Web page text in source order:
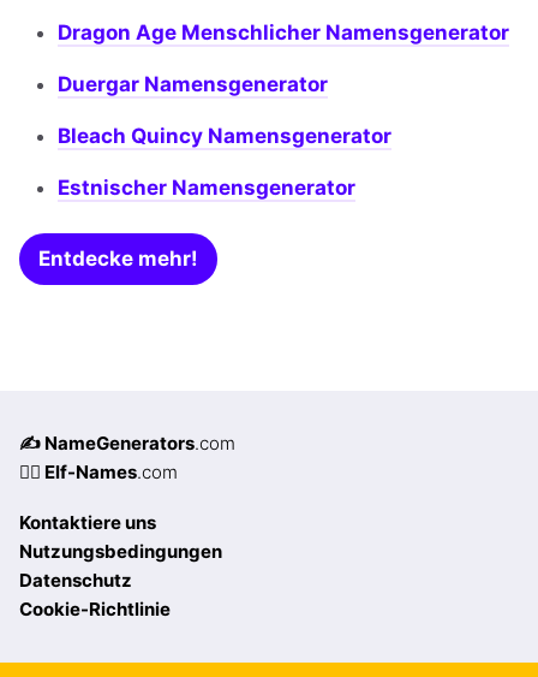
Dragon Age Menschlicher Namensgenerator
Duergar Namensgenerator
Bleach Quincy Namensgenerator
Estnischer Namensgenerator
Entdecke mehr!
✍️ NameGenerators.com
🧝‍♀️ Elf-Names.com
Kontaktiere uns
Nutzungsbedingungen
Datenschutz
Cookie-Richtlinie